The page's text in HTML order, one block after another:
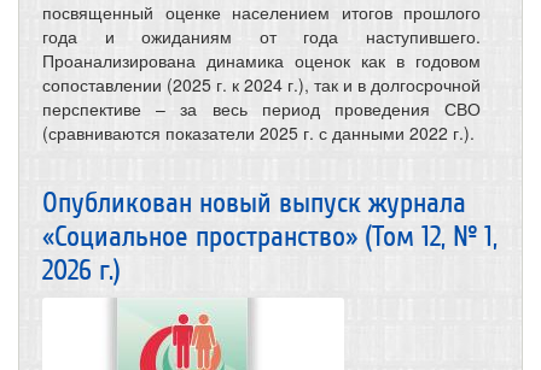
посвященный оценке населением итогов прошлого
года и ожиданиям от года наступившего.
Проанализирована динамика оценок как в годовом
сопоставлении (2025 г. к 2024 г.), так и в долгосрочной
перспективе – за весь период проведения СВО
(сравниваются показатели 2025 г. с данными 2022 г.).
Опубликован новый выпуск журнала
«Социальное пространство» (Том 12, № 1,
2026 г.)